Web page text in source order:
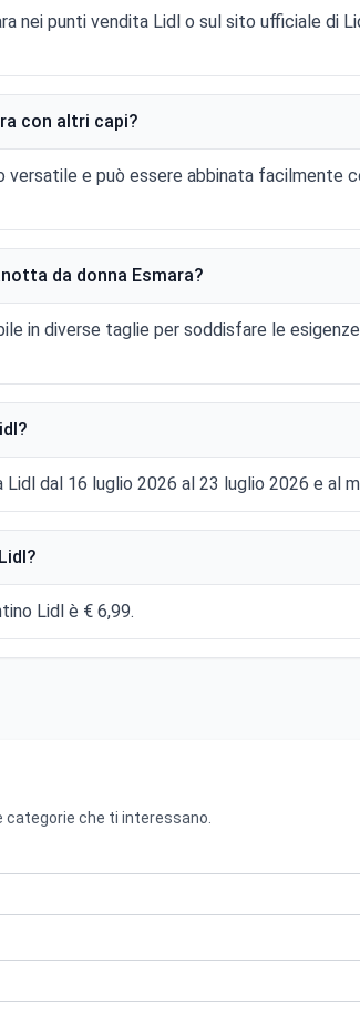
nei punti vendita Lidl o sul sito ufficiale di
con altri capi?
versatile e può essere abbinata facilmente
da donna Esmara?
in diverse taglie per soddisfare le
dal 16 luglio 2026 al 23 luglio 2026 e al
Lidl è € 6,99.
categorie che ti interessano.